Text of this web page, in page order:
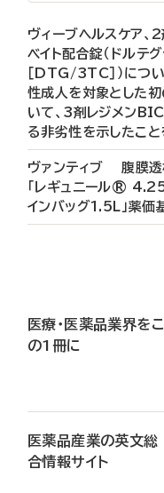
ヴィーブヘルスケア、
ベイト配合錠（ドルテ
［DTG/3TC］）につ
性成人を対象とした
いて、3剤レジメン
る非劣性を示したこ
ヴァンティブ 腹膜透
「レギュニール®
インバッグ1.5L」薬価
医療・医薬品業界をこ
の1冊に
医薬品産業の英文総
合情報サイト